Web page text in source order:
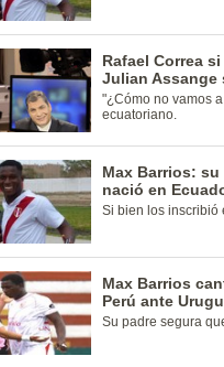
Rafael Correa
Julian Assange
"¿Cómo no vamos
ecuatoriano.
Max Barrios:
nació en
Si bien los inscribió
Max Barrios
Perú ante
Su padre segura